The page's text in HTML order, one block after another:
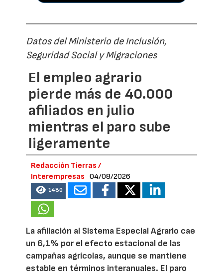
Datos del Ministerio de Inclusión,
Seguridad Social y Migraciones
El empleo agrario
pierde más de 40.000
afiliados en julio
mientras el paro sube
ligeramente
Redacción Tierras /
Interempresas
04/08/2026
1480
La afiliación al Sistema Especial Agrario cae
un 6,1% por el efecto estacional de las
campañas agrícolas, aunque se mantiene
estable en términos interanuales. El paro